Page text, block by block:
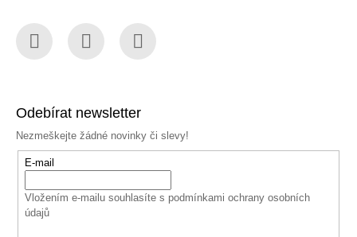
Odebírat newsletter
Nezmeškejte žádné novinky či slevy!
E-mail
Vložením e-mailu souhlasíte s podmínkami ochrany osobních
údajů